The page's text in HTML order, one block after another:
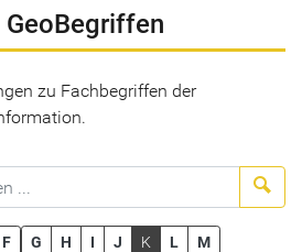
GeoBegriffen
zu Fachbegriffen der
F G H I J K L
M